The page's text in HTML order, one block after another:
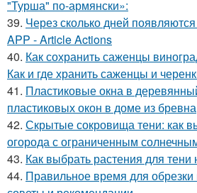
"Турша" по-армянски»:
39. Через сколько дней
APP - Article Actions
40. Как сохранить саженцы
Как и где хранить саженцы и
41. Пластиковые окна в
пластиковых окон в доме из бревна
42. Скрытые сокровища тени: как
огорода с ограниченным
43. Как выбрать растения для тени
44. Правильное время для обрезки